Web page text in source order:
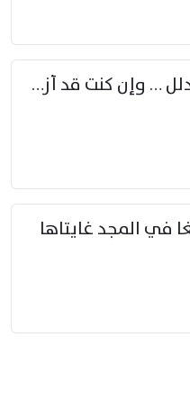
أفاطم مهلا بعض هذا التدلل … وإن كنت قد أزمعت صرمي فأجملي
في المجد غايتاها